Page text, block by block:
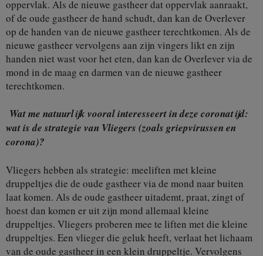
oppervlak. Als de nieuwe gastheer dat oppervlak aanraakt,
of de oude gastheer de hand schudt, dan kan de Overlever
op de handen van de nieuwe gastheer terechtkomen. Als de
nieuwe gastheer vervolgens aan zijn vingers likt en zijn
handen niet wast voor het eten, dan kan de Overlever via de
mond in de maag en darmen van de nieuwe gastheer
terechtkomen.
Wat me natuurlijk vooral interesseert in deze coronatijd:
wat is de strategie van Vliegers (zoals griepvirussen en
corona)?
Vliegers hebben als strategie: meeliften met kleine
druppeltjes die de oude gastheer via de mond naar buiten
laat komen. Als de oude gastheer uitademt, praat, zingt of
hoest dan komen er uit zijn mond allemaal kleine
druppeltjes. Vliegers proberen mee te liften met die kleine
druppeltjes. Een vlieger die geluk heeft, verlaat het lichaam
van de oude gastheer in een klein druppeltje. Vervolgens